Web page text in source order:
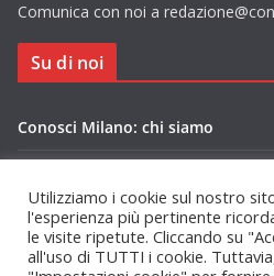
Comunica con noi a
Su di noi
Conosci Milano: chi siamo
Utilizziamo i cookie sul nostro
l'esperienza più pertinente
le visite ripetute. Cliccando su
all'uso di TUTTI i cookie.